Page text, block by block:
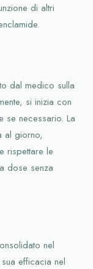
di altri
dal medico sulla
si inizia con
se necessario. La
al giorno,
rispettare le
dose senza
nel
efficacia nel